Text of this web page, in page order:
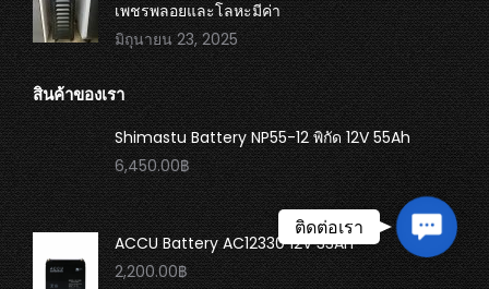
เพชรพลอยและโลหะมีค่า
มิถุนายน 23, 2025
สินค้าของเรา
Shimastu Battery NP55-12 พิกัด 12V 55Ah
6,450.00฿
ACCU Battery AC12330 12V 33Ah
2,200.00฿
Contact
Us
ติดต่อเรา